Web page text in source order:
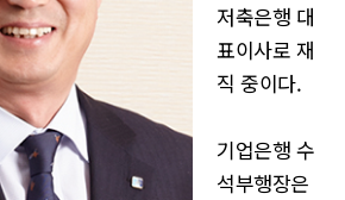
저축은행 대
표이사로 재
직 중이다.
기업은행 수
석부행장은